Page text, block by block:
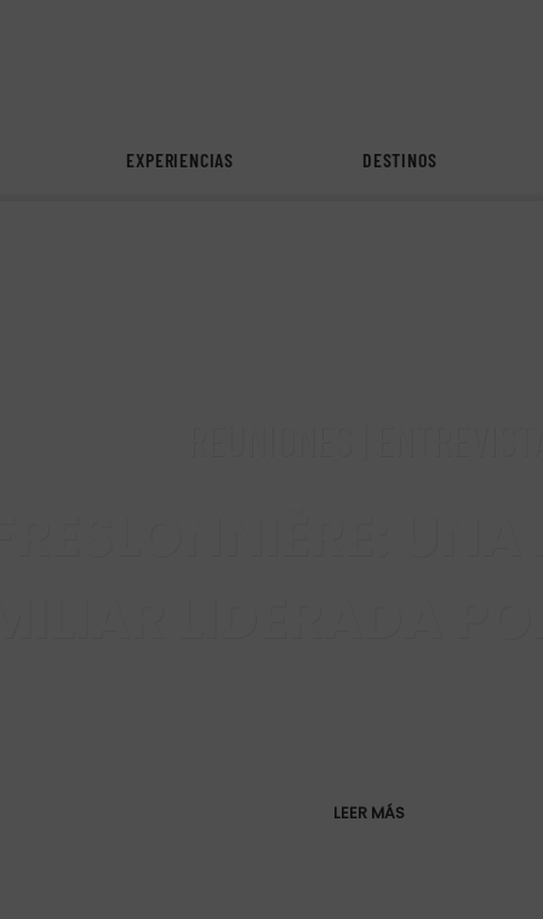
EXPERIENCIAS DESTINOS
LEER MÁS